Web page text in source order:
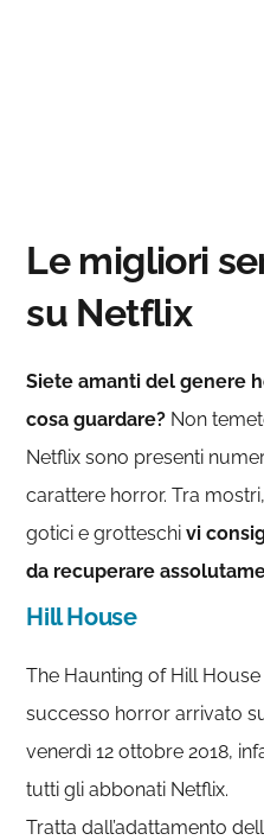
Le migliori
su Netflix
Siete amanti del genere
cosa guardare? Non
Netflix sono presenti
carattere horror. Tra
gotici e grotteschivi
da recuperare
Hill House
The Haunting of Hill
successo horror arrivato
venerdì 12 ottobre 2018,
tutti gli abbonati Netflix.
Tratta dall’adattamento